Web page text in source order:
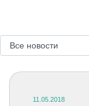
11.05.2018